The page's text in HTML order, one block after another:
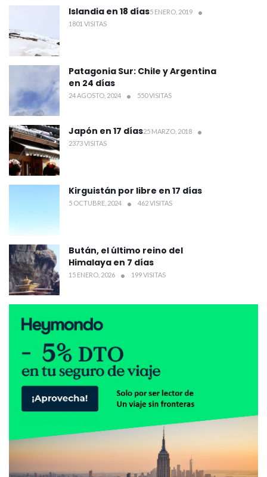
Islandia en 18 días5 ENERO, 2019
1801 VISITAS
Patagonia Sur: Chile y Argentina
en 24 días
24 AGOSTO, 2024 550 VISITAS
Japón en 17 días25 MARZO, 2018
2373 VISITAS
Kirguistán por libre en 17 días
5 OCTUBRE, 2024 462 VISITAS
Bután, el último reino del
Himalaya en 7 días
15 ENERO, 2026 199 VISITAS